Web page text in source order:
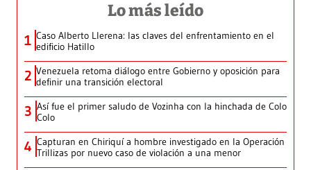
Lo más leído
1 Caso Alberto Llerena: las claves del enfrentamiento en el
edificio Hatillo
2 Venezuela retoma diálogo entre Gobierno y oposición para
definir una transición electoral
3 Así fue el primer saludo de Vozinha con la hinchada de Colo
Colo
4 Capturan en Chiriquí a hombre investigado en la Operación
Trillizas por nuevo caso de violación a una menor